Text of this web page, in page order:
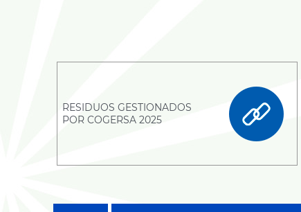
RESIDUOS GESTIONADOS
POR COGERSA 2025